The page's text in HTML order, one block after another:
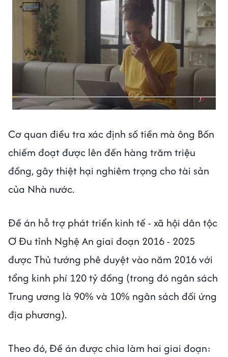
Cơ quan điều tra xác định số tiền mà ông Bốn
chiếm đoạt được lên đến hàng trăm triệu
đồng, gây thiệt hại nghiêm trọng cho tài sản
của Nhà nước.
Đề án hỗ trợ phát triển kinh tế - xã hội dân tộc
Ơ Đu tỉnh Nghệ An giai đoạn 2016 - 2025
được Thủ tướng phê duyệt vào năm 2016 với
tổng kinh phí 120 tỷ đồng (trong đó ngân sách
Trung ương là 90% và 10% ngân sách đối ứng
địa phương).
Theo đó, Đề án được chia làm hai giai đoạn: